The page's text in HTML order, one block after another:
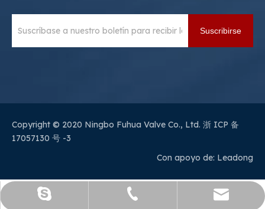
luoquanxi
+86 571 8768 0216
sales@sianvalve.com
Suscribirse
Copyright © 2020 Ningbo Fuhua Valve Co., Ltd. 浙 ICP 备
17057130 号 -3
Con apoyo de: Leadong